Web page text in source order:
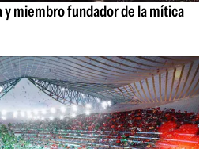
y miembro fundador de la mítica